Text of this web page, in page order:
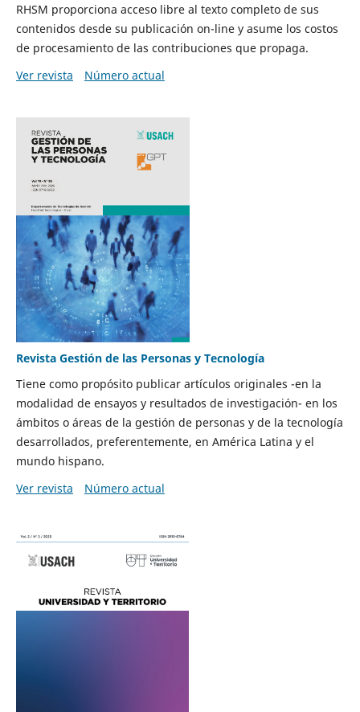
RHSM proporciona acceso libre al texto completo de sus
contenidos desde su publicación on-line y asume los costos
de procesamiento de las contribuciones que propaga.
Ver revista
Número actual
Revista Gestión de las Personas y Tecnología
Tiene como propósito publicar artículos originales -en la
modalidad de ensayos y resultados de investigación- en los
ámbitos o áreas de la gestión de personas y de la tecnología
desarrollados, preferentemente, en América Latina y el
mundo hispano.
Ver revista
Número actual